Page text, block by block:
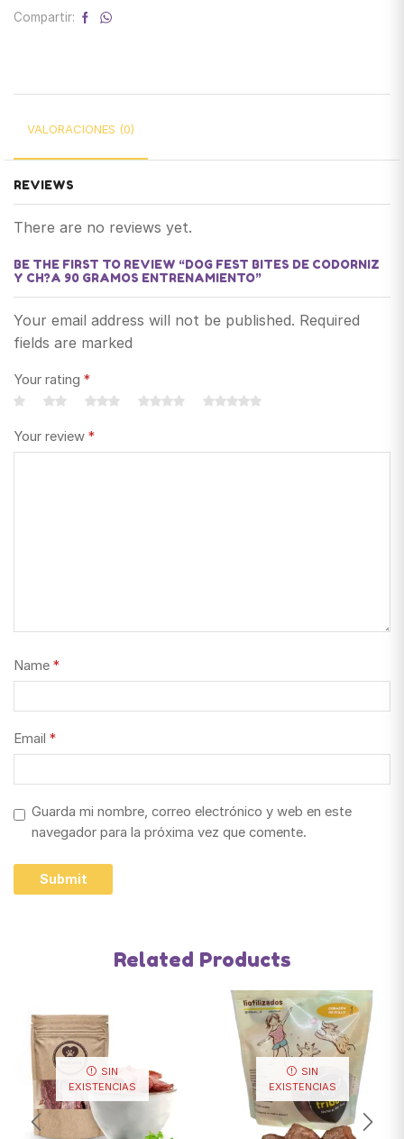
Compartir:
VALORACIONES (0)
REVIEWS
There are no reviews yet.
BE THE FIRST TO REVIEW “DOG FEST BITES DE CODORNIZ
Y CH?A 90 GRAMOS ENTRENAMIENTO”
Your email address will not be published. Required
fields are marked
Your rating *
Your review *
Name *
Email *
Guarda mi nombre, correo electrónico y web en este
navegador para la próxima vez que comente.
Related Products
SIN
EXISTENCIAS
SIN
EXISTENCIAS